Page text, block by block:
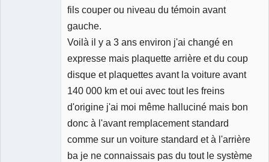
fils couper ou niveau du témoin avant
gauche.
Voilà il y a 3 ans environ j'ai changé en
expresse mais plaquette arrière et du coup
disque et plaquettes avant la voiture avant
140 000 km et oui avec tout les freins
d'origine j'ai moi même halluciné mais bon
donc à l'avant remplacement standard
comme sur un voiture standard et à l'arrière
ba je ne connaissais pas du tout le système